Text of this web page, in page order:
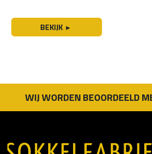
BEKIJK ►
WIJ WORDEN BEOORDEELD